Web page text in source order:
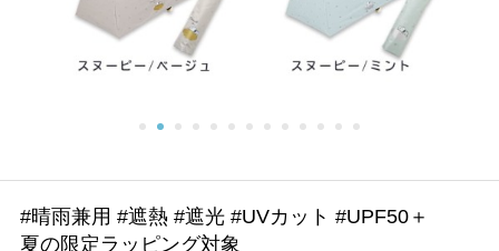
#晴雨兼用 #遮熱 #遮光 #UVカット #UPF50＋
夏の限定ラッピング対象